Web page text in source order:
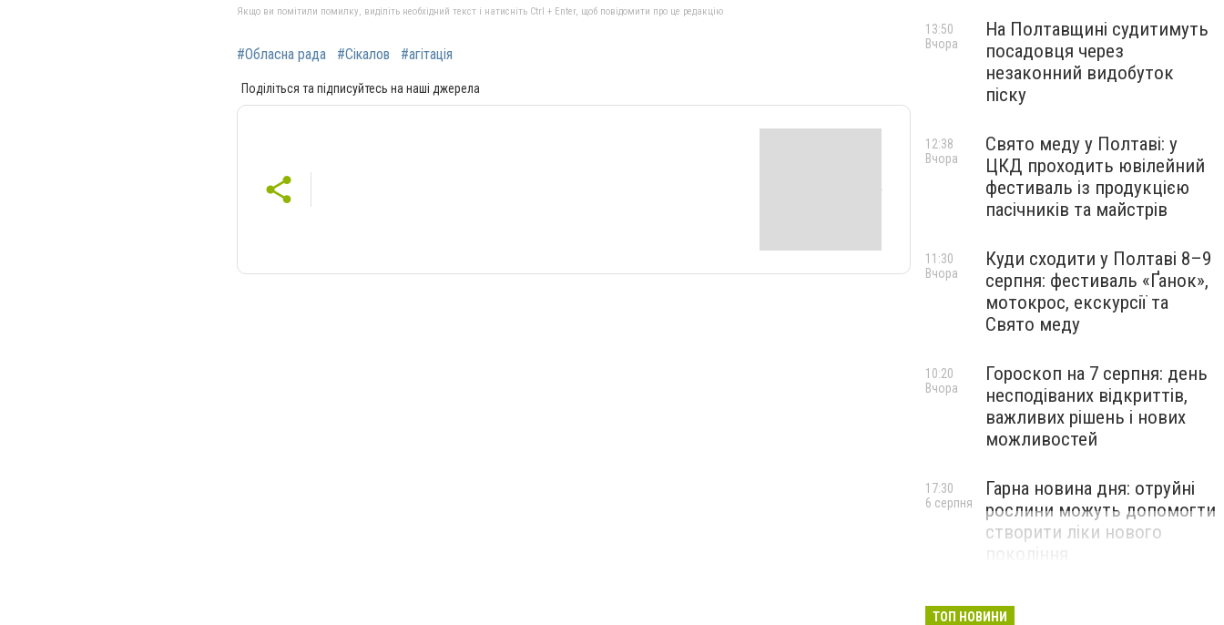
Якщо ви помітили помилку, виділіть необхідний текст і натисніть Ctrl + Enter, щоб повідомити про це редакцію
#Обласна рада #Сікалов #агітація
Поділіться та підписуйтесь на наші джерела
На Полтавщині судитимуть
посадовця через
незаконний видобуток
піску
13:50
Вчора
Свято меду у Полтаві: у
ЦКД проходить ювілейний
фестиваль із продукцією
пасічників та майстрів
12:38
Вчора
Куди сходити у Полтаві 8–9
серпня: фестиваль «Ґанок»,
мотокрос, екскурсії та
Свято меду
11:30
Вчора
Гороскоп на 7 серпня: день
несподіваних відкриттів,
важливих рішень і нових
можливостей
10:20
Вчора
Гарна новина дня: отруйні
рослини можуть допомогти
створити ліки нового
17:30
6 серпня
ТОП НОВИНИ